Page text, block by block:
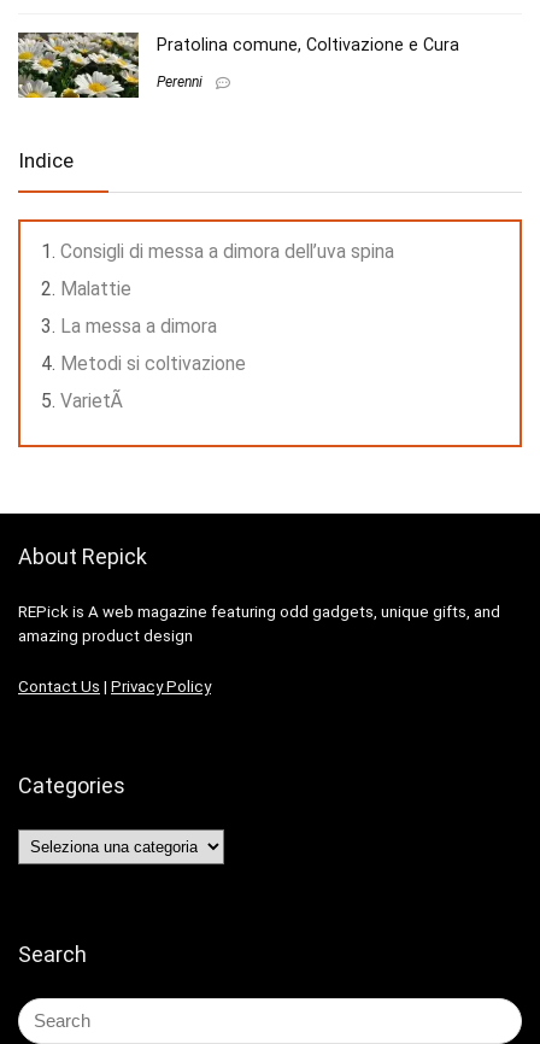
Pratolina comune, Coltivazione e Cura
Perenni
Indice
Consigli di messa a dimora dell’uva spina
Malattie
La messa a dimora
Metodi si coltivazione
VarietÃ
About Repick
REPick is A web magazine featuring odd gadgets, unique gifts, and
amazing product design
Contact Us | Privacy Policy
Categories
Categories
Search